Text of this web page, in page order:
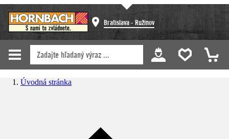
Bratislava - Ružinov
Úvodná stránka